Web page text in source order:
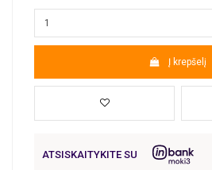
Į krepšelį
ATSISKAITYKITE SU